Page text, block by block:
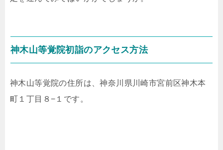
神木山等覚院初詣のアクセス方法
神木山等覚院の住所は、神奈川県川崎市宮前区神木本
町１丁目８−１です。